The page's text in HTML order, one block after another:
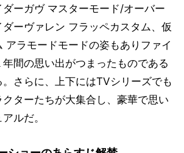
ーガヴ マスターモード/オーバー
ーヴァレン フラッペカスタム、仮
アラモードモードの姿もありファイ
間の思い出がつまったものである
さらに、上下にはTVシリーズでも
ターたちが大集合し、豪華で思い
ルだ。